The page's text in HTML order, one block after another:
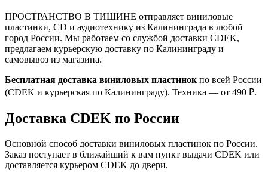
ПРОСТРАНСТВО В ТИШИНЕ отправляет виниловые
пластинки, CD и аудиотехнику из Калининграда в любой
город России. Мы работаем со службой доставки CDEK,
предлагаем курьерскую доставку по Калининграду и
самовывоз из магазина.
Бесплатная доставка виниловых пластинок по всей России
(CDEK и курьерская по Калининграду). Техника — от 490 ₽.
Доставка CDEK по России
Основной способ доставки виниловых пластинок по России.
Заказ поступает в ближайший к вам пункт выдачи CDEK или
доставляется курьером CDEK до двери.